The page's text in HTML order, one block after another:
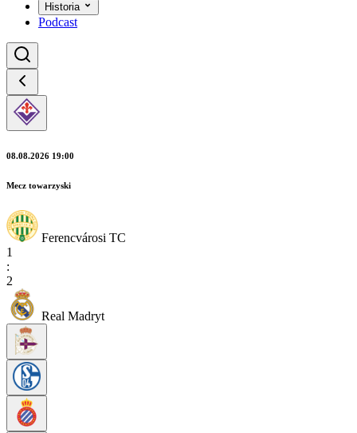
Historia
Podcast
08.08.2026 19:00
Mecz towarzyski
Ferencvárosi TC
1
:
2
Real Madryt